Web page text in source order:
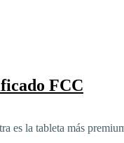
FCC
la tableta más